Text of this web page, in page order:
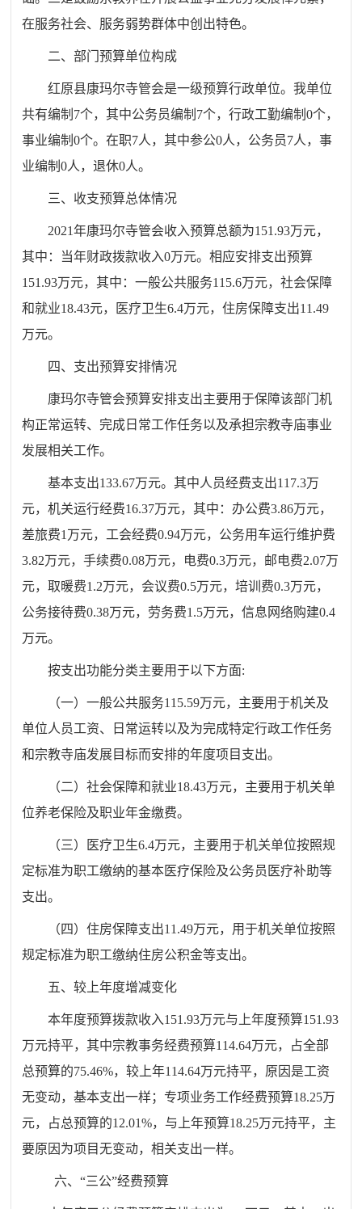
在服务社会、服务弱势群体中创出特色。
二、部门预算单位构成
红原县康玛尔寺管会是一级预算行政单位。我单位
共有编制 7个，其中公务员编制 7个，行政工勤编制0个，
事业编制0个。在职7人，其中参公0人，公务员7人，事
业编制0人，退休0人。
三、收支预算总体情况
2021年康玛尔寺管会收入预算总额为151.93万元，
其中：当年财政拨款收入0万元。相应安排支出预算
151.93万元，其中：一般公共服务115.6万元，社会保障
和就业18.43元，医疗卫生6.4万元，住房保障支出11.49
万元。
四、 支出预算安排情况
康玛尔寺管会预算安排支出主要用于保障该部门机
构正常运转、完成日常工作任务以及承担宗教寺庙事业
发展相关工作。
基本支出133.67万元。其中人员经费支出117.3万
元，机关运行经费16.37万元，其中：办公费3.86万元，
差旅费1 万元，工会经费0.94万元，公务用车运行维护费
3.82万元，手续费0.08万元，电费0.3万元，邮电费2.07万
元，取暖费1.2万元，会议费0.5万元，培训费0.3万元，
公务接待费0.38万元，劳务费1 .5万元，信息网络购建0.4
万元。
按支出功能分类主要用于以下方面:
（一）一般公共服务115.59万元，主要用于机关及
单位人员工资、日常运转以及为完成特定行政工作任务
和宗教寺庙发展目标而安排的年度项目支出。
（二）社会保障和就业18.43万元，主要用于机关单
位养老保险及职业年金缴费。
（三）医疗卫生6.4万元，主要用于机关单位按照规
定标准为职工缴纳的基本医疗保险及公务员医疗补助等
支出。
（四）住房保障支出11.49万元，用于机关单位按照
规定标准为职工缴纳住房公积金等支出。
五、较上年度增减变化
本年度预算拨款收入151.93万元与 上年度预算151.93
万元持平，其中宗教事务经费预算114.64万元，占全部
总预算的75.46%，较上年114.64万元持平，原因是工资
无变动，基本支出一样；专项业务工作经费预算18.25万
元，占总预算的12.01%， 与上年预算18.25万元持平，主
要原因为项目无变动，相关支出一样。
六、“三公”经费预算